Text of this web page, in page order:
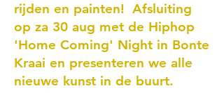
rijden en painten! Afsluiting
op za 30 aug met de Hiphop
'Home Coming' Night in Bonte
Kraai en presenteren we alle
nieuwe kunst in de buurt.